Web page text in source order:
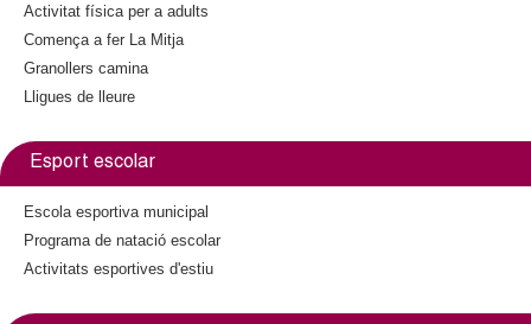
Activitat física per a adults
Comença a fer La Mitja
Granollers camina
Lligues de lleure
Esport escolar
Escola esportiva municipal
Programa de natació escolar
Activitats esportives d'estiu